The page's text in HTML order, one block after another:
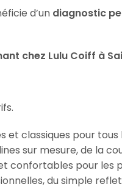
d’un diagnostic
chez Lulu Coiff à
et classiques pour
sur mesure, de la
confortables pour les
du simple